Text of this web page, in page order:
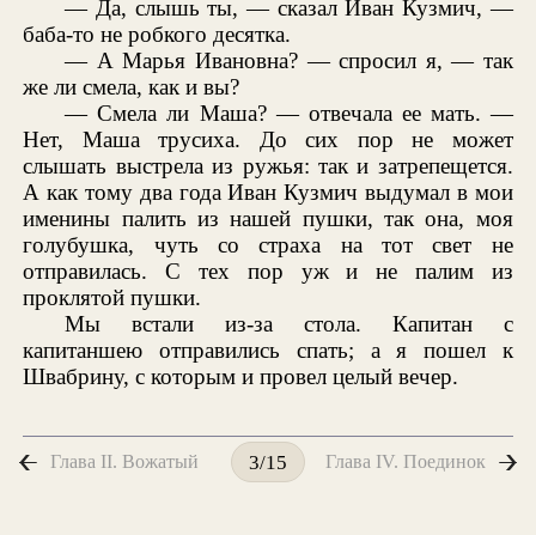
— Да, слышь ты, — сказал Иван Кузмич, —
баба-то не робкого десятка.
— А Марья Ивановна? — спросил я, — так
же ли смела, как и вы?
— Смела ли Маша? — отвечала ее мать. —
Нет, Маша трусиха. До сих пор не может
слышать выстрела из ружья: так и затрепещется.
А как тому два года Иван Кузмич выдумал в мои
именины палить из нашей пушки, так она, моя
голубушка, чуть со страха на тот свет не
отправилась. С тех пор уж и не палим из
проклятой пушки.
Мы встали из-за стола. Капитан с
капитаншею отправились спать; а я пошел к
Швабрину, с которым и провел целый вечер.
Глава II. Вожатый 3/15 Глава IV. Поединок